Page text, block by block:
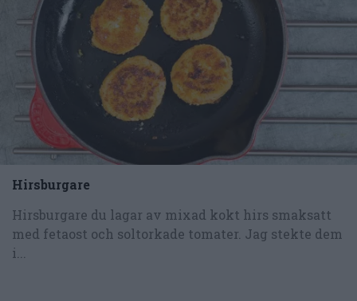
Hirsburgare
Hirsburgare du lagar av mixad kokt hirs smaksatt
med fetaost och soltorkade tomater. Jag stekte dem
i...